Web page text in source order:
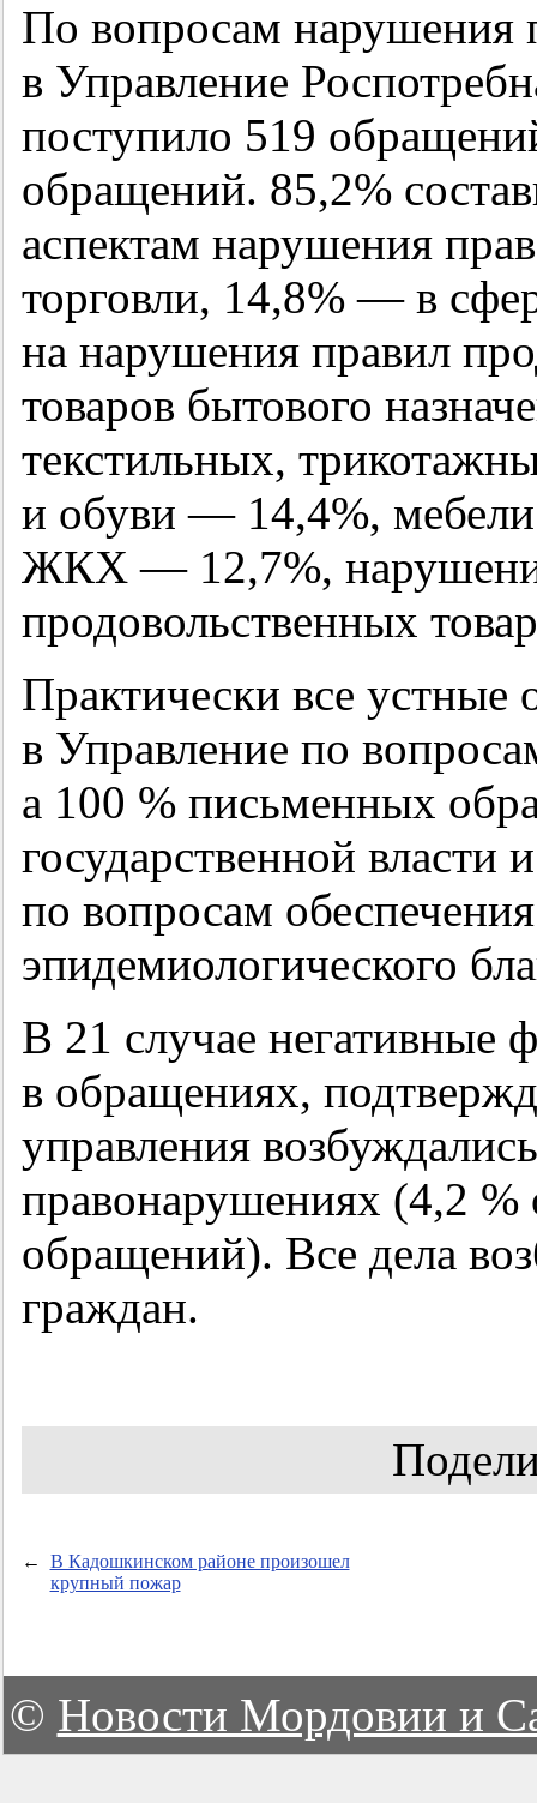
По вопросам нарушения
в Управление
поступило 519
обращений. 85,2%
аспектам нарушения
торговли, 14,8% — в
на нарушения правил
товаров бытового
текстильных,
и обуви — 14,4%,
ЖКХ — 12,7%,
продовольственных
Практически все
в Управление по
а 100 % письменных
государственной
по вопросам
эпидемиологического
В 21 случае негативные
в обращениях,
управления
правонарушениях (4,2 %
обращений). Все дела
граждан.
←
В Кадошкинском районе произошел
крупный пожар
© Новости Мордовии и